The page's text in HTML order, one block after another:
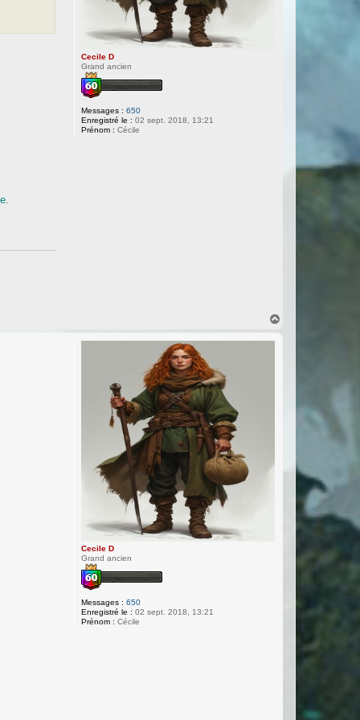
Cecile D
Grand ancien
Messages : 650
Enregistré le : 02 sept. 2018, 13:21
Prénom : Cécile
Cecile D
Grand ancien
Messages : 650
Enregistré le : 02 sept. 2018, 13:21
Prénom : Cécile